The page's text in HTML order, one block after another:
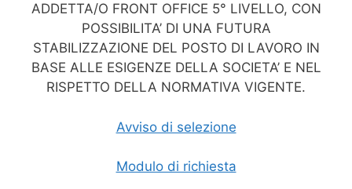
ADDETTA/O FRONT OFFICE 5° LIVELLO, CON
POSSIBILITA’ DI UNA FUTURA
STABILIZZAZIONE DEL POSTO DI LAVORO IN
BASE ALLE ESIGENZE DELLA SOCIETA’ E NEL
RISPETTO DELLA NORMATIVA VIGENTE.
Avviso di selezione
Modulo di richiesta